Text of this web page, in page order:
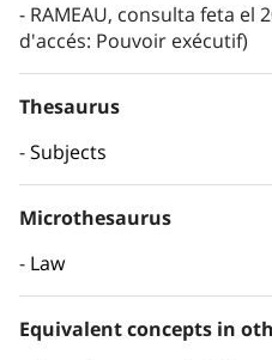
RAMEAU, consulta feta el
d'accés: Pouvoir exécutif)
Thesaurus
Subjects
Microthesaurus
Law
Equivalent concepts in